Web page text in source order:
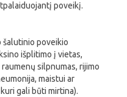
poveikį.
šalutinio poveikio
išplitimo į vietas,
silpnumas, rijimo
maistui ar
gali būti mirtina).